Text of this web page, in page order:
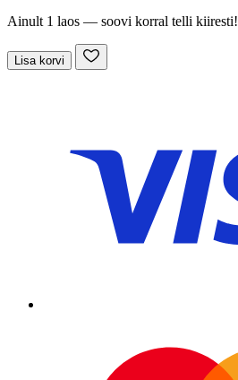
Ainult 1 laos — soovi korral telli kiiresti!
Lisa korvi